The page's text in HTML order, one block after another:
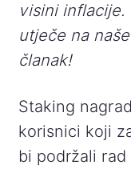
visini inflacije.
utječe na
članak!
Staking
korisnici koji
bi podržali